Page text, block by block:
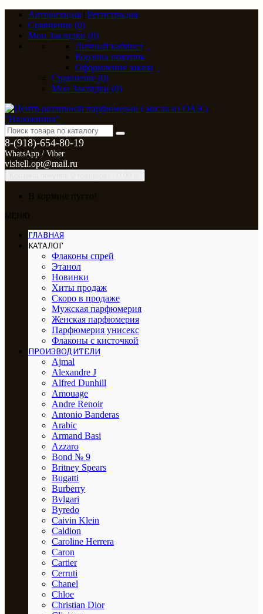
Авторизация
Регистрация
Сравнение (0)
Мои Закладки (0)
Личный кабинет
Корзина покупок
Оформление заказа
Сравнение (0)
Мои Закладки (0)
8-(918)-654-80-19
WhatsApp / Viber
vishell.opt@mail.ru
ГЛАВНАЯ
КАТАЛОГ
Флаконы спрей
Этанол
Новинки
Хиты продаж
Скоро в продаже
Мужская парфюмерия
Женская парфюмерия
Парфюмерия унисекс
Флаконы с кисточкой
ПРОИЗВОДИТЕЛИ
Ajmal
Alexandre J
Alfred Dunhill
Amouage
Andre Renoir
Antonio Banderas
Arabic
Armand Basi
Azzaro
Bond № 9
Britney Spears
Bugatti
Burberry
Bvlgari
Byredo
Caivin Klein
Caldion
Caroline Herrera
Caron
Cartier
Cerruti
Chanel
Chloe
Christian Dior